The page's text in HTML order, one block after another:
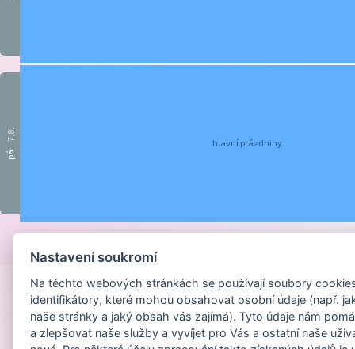
pá
7.8.
hlavní prázdniny
Nastavení soukromí
Na těchto webových stránkách se používají soubory
identifikátory, které mohou obsahovat osobní údaje (např.
naše stránky a jaký obsah vás zajímá). Tyto údaje nám
a zlepšovat naše služby a vyvíjet pro Vás a ostatní naše